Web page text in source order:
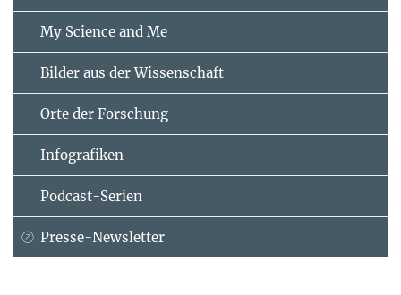
My Science and Me
Bilder aus der Wissenschaft
Orte der Forschung
Infografiken
Podcast-Serien
Presse-Newsletter